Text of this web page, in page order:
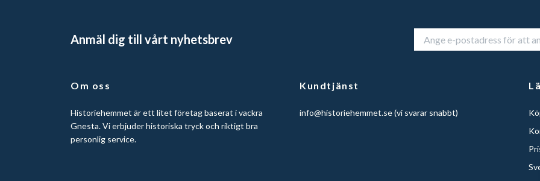
Anmäl dig till vårt nyhetsbrev
Om oss
Historiehemmet är ett litet företag baserat i vackra
Gnesta. Vi erbjuder historiska tryck och riktigt bra
personlig service.
Kundtjänst
info@historiehemmet.se(vi svarar snabbt)